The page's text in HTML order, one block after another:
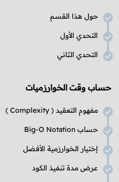
حول هذا القسم
التحدي الأول
التحدي الثاني
حساب وقت الخوارزميات
مفهوم التعقيد ( Complexity
)
حساب Big-O Notation
إختيار الخوارزمية الأفضل
عرض مدة تنفيذ الكود